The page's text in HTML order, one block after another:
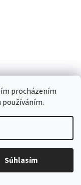
procházením
Súhlasím
čierne s